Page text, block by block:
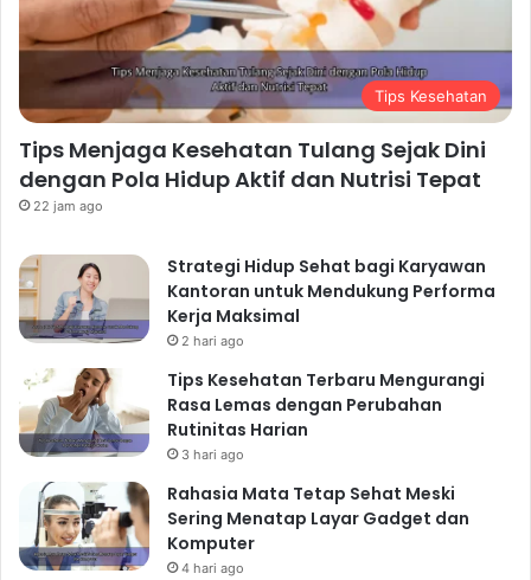
Tips Kesehatan
Tips Menjaga Kesehatan Tulang Sejak Dini
dengan Pola Hidup Aktif dan Nutrisi Tepat
22 jam ago
Strategi Hidup Sehat bagi Karyawan
Kantoran untuk Mendukung Performa
Kerja Maksimal
2 hari ago
Tips Kesehatan Terbaru Mengurangi
Rasa Lemas dengan Perubahan
Rutinitas Harian
3 hari ago
Rahasia Mata Tetap Sehat Meski
Sering Menatap Layar Gadget dan
Komputer
4 hari ago